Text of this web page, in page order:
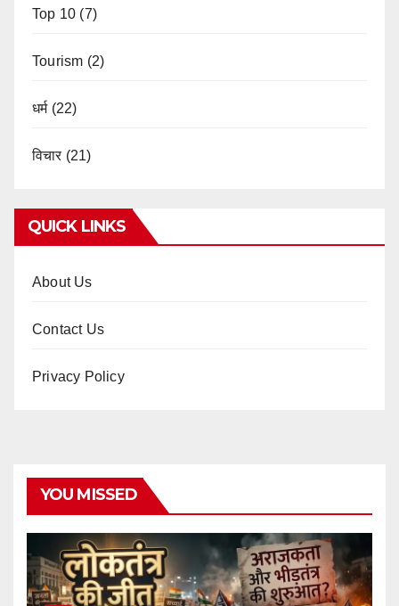
Top 10 (7)
Tourism (2)
धर्म(22)
विचार (21)
QUICK LINKS
About Us
Contact Us
Privacy Policy
YOU MISSED